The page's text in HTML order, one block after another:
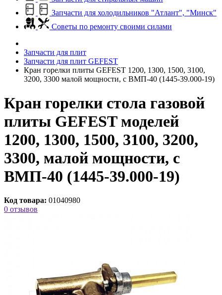
Запчасти для холодильников "Атлант", "Минск"
Советы по ремонту своими силами
Запчасти для плит
Запчасти для плит GEFEST
Кран горелки плиты GEFEST 1200, 1300, 1500, 3100,
3200, 3300 малой мощности, с ВМП-40 (1445-39.000-19)
Кран горелки стола газовой
плиты GEFEST моделей
1200, 1300, 1500, 3100, 3200,
3300, малой мощности, с
ВМП-40 (1445-39.000-19)
Код товара: 01040980
0 отзывов